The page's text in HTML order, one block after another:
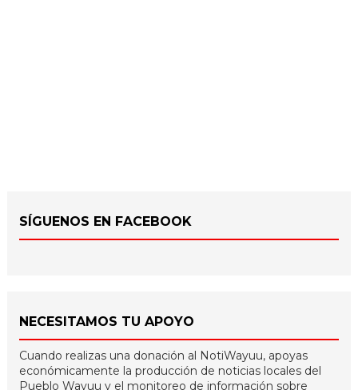
SÍGUENOS EN FACEBOOK
NECESITAMOS TU APOYO
Cuando realizas una donación al NotiWayuu, apoyas
económicamente la producción de noticias locales del
Pueblo Wayuu y el monitoreo de información sobre